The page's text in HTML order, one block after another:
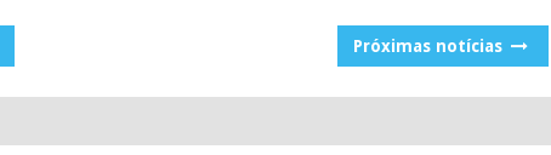
Próximas notícias